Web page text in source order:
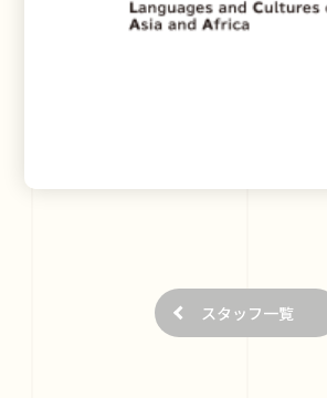
スタッフ一覧